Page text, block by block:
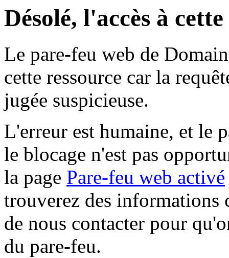
Désolé, l'accès à
Le pare-feu web de
cette ressource car la
jugée suspicieuse.
L'erreur est humaine, et le
le blocage n'est pas
la page Pare-feu web activé
trouverez des informations
de nous contacter pour
du pare-feu.